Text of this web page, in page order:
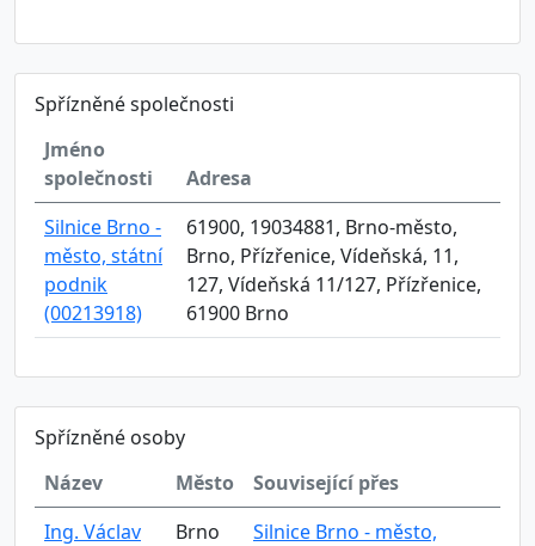
Spřízněné společnosti
Jméno
společnosti
Adresa
Silnice Brno -
město, státní
podnik
(00213918)
61900, 19034881, Brno-město,
Brno, Přízřenice, Vídeňská, 11,
127, Vídeňská 11/127, Přízřenice,
61900 Brno
Spřízněné osoby
Název
Město
Související přes
Ing. Václav
Brno
Silnice Brno - město,